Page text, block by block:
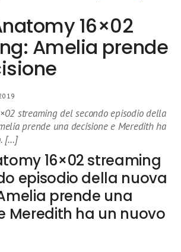
16×02
Amelia prende
streaming del secondo episodio della
prende una decisione e Meredith ha
[…]
16×02 streaming
episodio della nuova
prende una
Meredith ha un nuovo